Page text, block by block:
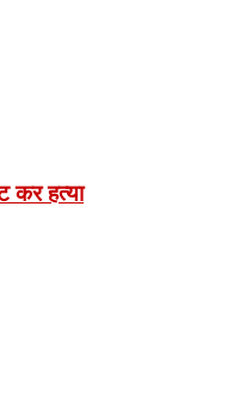
कर हत्या